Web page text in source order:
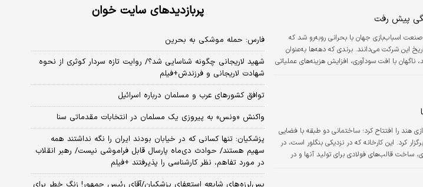
پیش رفت
برندهای صنعت اسباب‌بازی جهان با بحرانی روبه‌رو شد که
این شرکت می‌دانند. برندی که دهه‌ها به‌عنوان
با افت سودآوری، افزایش هزینه‌های عملیاتی
هند را افتتاح کرد؛ ساختمانی دو طبقه با فضایی
فوتبال در آن برگزار کرد. این کارخانه که در نزدیکی بنگلور است، در
ساخت قالب‌های فولادی برای تولید آنها و در
پربازدیدهای سایت خوان
فارس: حمله موشکی به بحرین
شهید لاریجانی چگونه شناسایی شد؟/ روایت تازه سردار کوثری از نحوه
شهادت لاریجانی و فرزندش+فیلم
توافق کشورهای عرب و مسلمان درباره اسرائیل
واکنش «ونس» به پیروزی یک مسلمان در انتخابات مقدماتی سنا
پزشکیان: تنها کسانی که در خیابان بودند ایران را نگه نداشتند همه
سهیم هستند/ حوادث دی‌ماه پارسال قابل فراموشی نیست/ رهبر انقلاب
در مورد تفاهم، نظر کارشناسی را پذیرفتند +فیلم
پس‌لرزه‌های شایعه استعفای پزشکیان/آقای رئیس جمهور! زنگ خطر برای